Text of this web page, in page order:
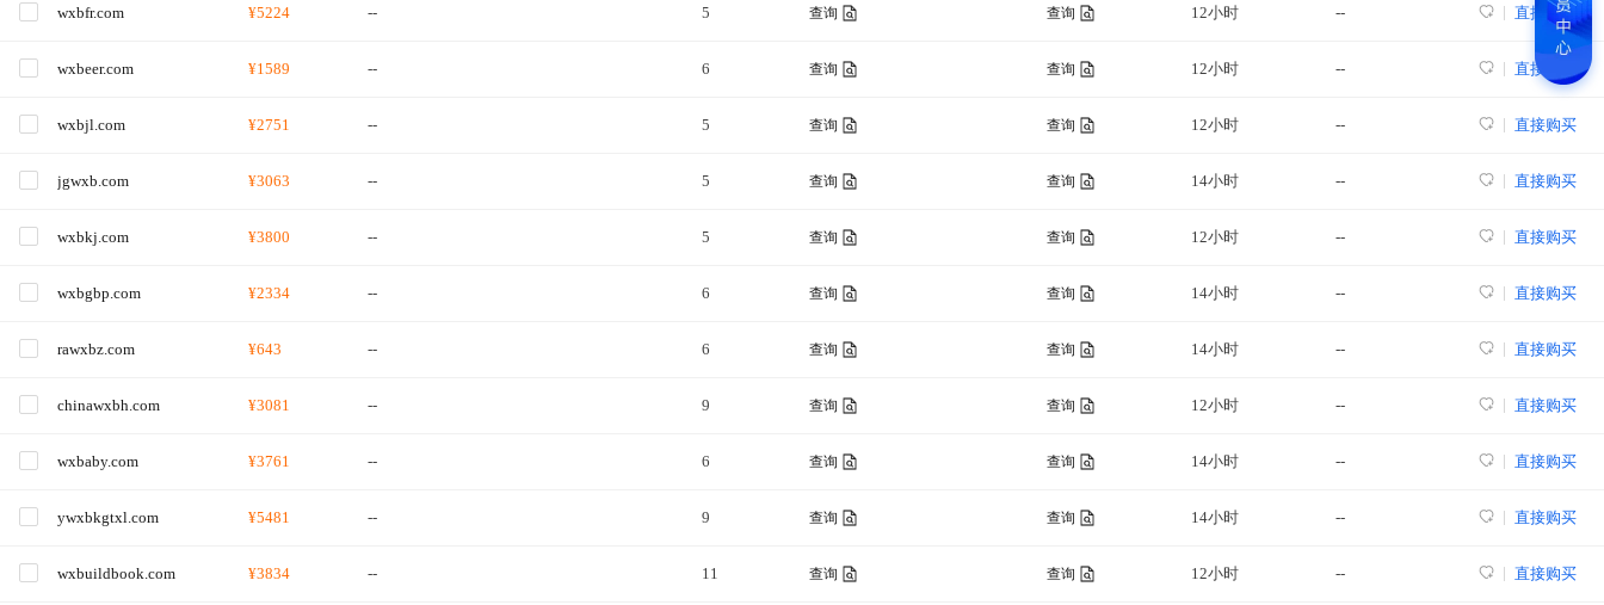
wxbfr.com ¥5224 -- 5 查询 查询 12小时 -- 直接购买
wxbeer.com ¥1589 -- 6 查询 查询 12小时 -- 直接购买
wxbjl.com ¥2751 -- 5 查询 查询 12小时 -- 直接购买
jgwxb.com ¥3063 -- 5 查询 查询 14小时 -- 直接购买
wxbkj.com ¥3800 -- 5 查询 查询 12小时 -- 直接购买
wxbgbp.com ¥2334 -- 6 查询 查询 14小时 -- 直接购买
rawxbz.com ¥643 -- 6 查询 查询 14小时 -- 直接购买
chinawxbh.com ¥3081 -- 9 查询 查询 12小时 -- 直接购买
wxbaby.com ¥3761 -- 6 查询 查询 14小时 -- 直接购买
ywxbkgtxl.com ¥5481 -- 9 查询 查询 14小时 -- 直接购买
wxbuildbook.com ¥3834 -- 11 查询 查询 12小时 -- 直接购买